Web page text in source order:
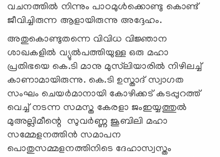
വചനത്തില്‍ നിന്നും പാഠമുള്‍ക്കൊണ്ടു കൊണ്ട്
ജീവിച്ചിരുന്ന ആളായിരുന്നു അദ്ദേഹം.
അതുകൊണ്ടുതന്നെ വിവിധ വിജ്ഞാന
ശാഖകളില്‍ വ്യുല്‍പത്തിയുള്ള ഒരു മഹാ
പ്രതിഭയെ കെ.ടി മാനു മുസ്‌ലിയാരില്‍ നിഴിലച്ച്
കാണാമായിരുന്നു. കെ.ടി ഉസ്താദ് സ്വാഗത
സംഘം ചെയര്‍മാനായി കോഴിക്കട് കടപ്പുറത്ത്
വെച്ച് നടന്ന സമസ്ത കേരളാ ജംഇയ്യത്തുല്‍
മുഅല്ലിമീന്റെ സുവര്‍ണ്ണ ജൂബിലി മഹാ
സമ്മേളനത്തിന്‍ സമാപന
പൊതുസമ്മളനത്തിനിടെ ദേഹാസ്വസ്തം